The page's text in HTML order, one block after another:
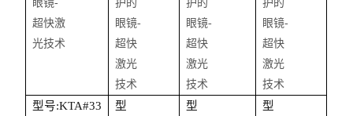
型号:KTA#33
型
型
型